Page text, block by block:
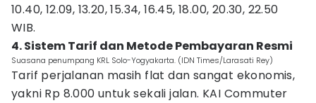
10.40, 12.09, 13.20, 15.34, 16.45, 18.00, 20.30, 22.50
WIB.
4. Sistem Tarif dan Metode Pembayaran Resmi
Suasana penumpang KRL Solo-Yogyakarta. (IDN Times/Larasati Rey)
Tarif perjalanan masih flat dan sangat ekonomis,
yakni Rp 8.000 untuk sekali jalan. KAI Commuter